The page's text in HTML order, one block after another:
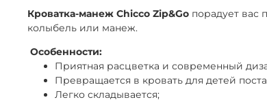
Завтра или позже, до 30 км от МКАД
Сегодня
Возврат курьером (по тарифам доставки) или в
Товар можно вернуть в любой момент
Продлить аренду можно онлайн, сообщив нам
Кроватка-манеж Chicco Zip&Go порадует вас
колыбель или манеж.
Особенности:
Приятная расцветка и современный
Превращается в кровать для детей
Легко складывается;